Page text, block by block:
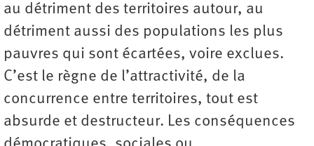
au détriment des territoires autour, au
détriment aussi des populations les plus
pauvres qui sont écartées, voire exclues.
C’est le règne de l’attractivité, de la
concurrence entre territoires, tout est
absurde et destructeur. Les conséquences